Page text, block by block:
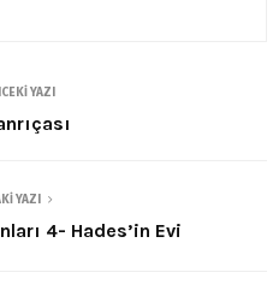
YAZI
YAZI
4- Hades’in Evi